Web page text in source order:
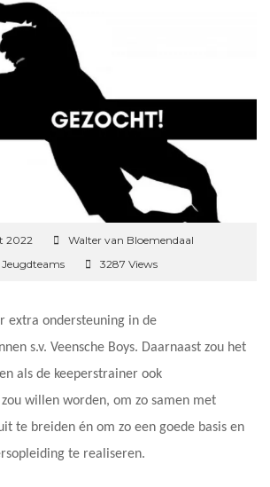
2022
Walter van Bloemendaal
Jeugdteams
3287 Views
extra ondersteuning in de
s.v. Veensche Boys. Daarnaast zou het
als de keeperstrainer ook
willen worden, om zo samen met
te breiden én om zo een goede basis en
te realiseren.